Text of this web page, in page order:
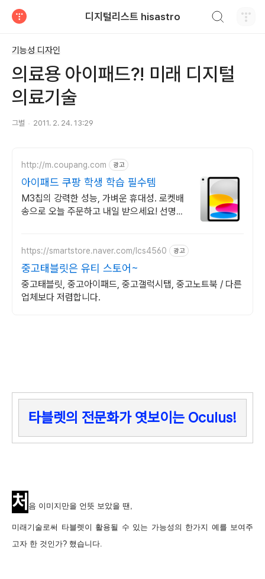
디지털리스트 hisastro
기능성 디자인
의료용 아이패드?! 미래 디지털
의료기술
그별 2011. 2. 24. 13:29
http://m.coupang.com 광고
아이패드 쿠팡 학생 학습 필수템
M3칩의 강력한 성능, 가벼운 휴대성. 로켓배
송으로 오늘 주문하고 내일 받으세요! 선명한
https://smartstore.naver.com/lcs4560 광고
중고태블릿은 유티 스토어~
중고태블릿, 중고아이패드, 중고갤럭시탭, 중고노트북 / 다른
업체보다 저렴합니다.
타블렛의 전문화가 엿보이는 Oculus!
처 음 이미지만을 언뜻 보았을 땐,
미래기술로써 타블렛이 활용될 수 있는 가능성의 한가지 예를 보여주
고자 한 것인가? 했습니다.